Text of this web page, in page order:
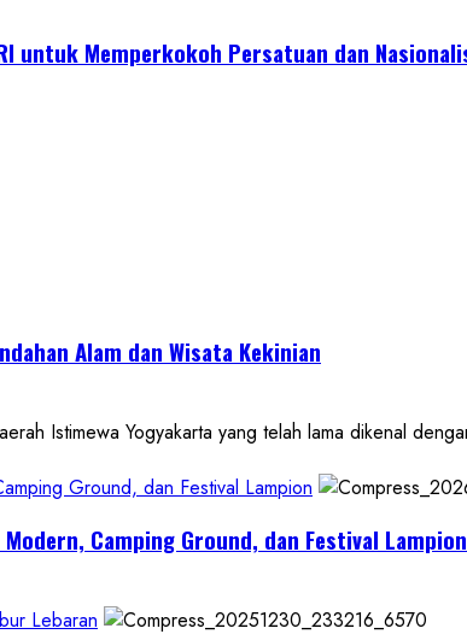
untuk Memperkokoh Persatuan dan
Alam dan Wisata Kekinian
Istimewa Yogyakarta yang telah lama dikenal
Ground, dan Festival Lampion
Camping Ground, dan Festival Lampion
Lebaran